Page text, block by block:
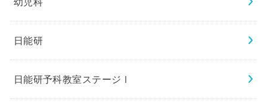
日能研
日能研予科教室ステージⅠ